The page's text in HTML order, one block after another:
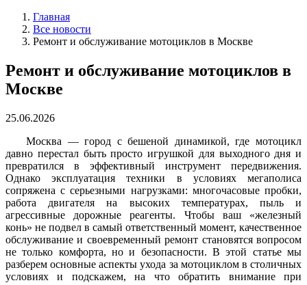
Главная
Все новости
Ремонт и обслуживание мотоциклов в Москве
Ремонт и обслуживание мотоциклов в
Москве
25.06.2026
Москва — город с бешеной динамикой, где мотоцикл
давно перестал быть просто игрушкой для выходного дня и
превратился в эффективный инструмент передвижения.
Однако эксплуатация техники в условиях мегаполиса
сопряжена с серьезными нагрузками: многочасовые пробки,
работа двигателя на высоких температурах, пыль и
агрессивные дорожные реагенты. Чтобы ваш «железный
конь» не подвел в самый ответственный момент, качественное
обслуживание и своевременный ремонт становятся вопросом
не только комфорта, но и безопасности. В этой статье мы
разберем основные аспекты ухода за мотоциклом в столичных
условиях и подскажем, на что обратить внимание при